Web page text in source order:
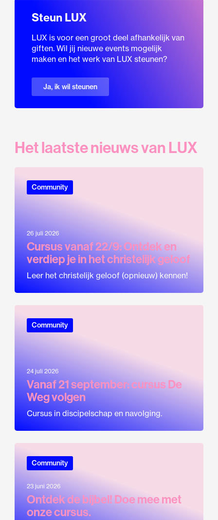
Steun LUX
LUX is voor een groot deel afhankelijk van
giften. Wil jij nieuwe events mogelijk
maken en het werk van LUX steunen?
Ja, ik wil steunen
Het laatste nieuws van LUX
Community
26 juli 2026
Cursus vanaf 22/9: Ontdek en
verdiep je in het christelijk geloof
Leer het christelijk geloof (opnieuw) kennen!
Community
24 juli 2026
Vanaf 21 september: cursus De
Weg volgen
Cursus in discipelschap en navolging.
Community
23 juni 2026
Ontdek de bijbel! Doe mee met
onze cursus.